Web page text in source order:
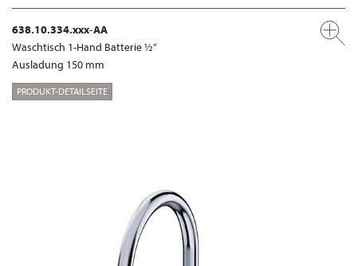
638.10.334.xxx-AA
Waschtisch 1-Hand Batterie ½“
Ausladung 150 mm
PRODUKT-DETAILSEITE